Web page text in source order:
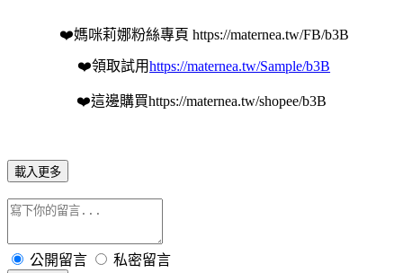
❤️媽咪莉娜粉絲專頁 https://maternea.tw/FB/b3B
❤️領取試用https://maternea.tw/Sample/b3B
❤️這邊購買https://maternea.tw/shopee/b3B
載入更多
公開留言 私密留言